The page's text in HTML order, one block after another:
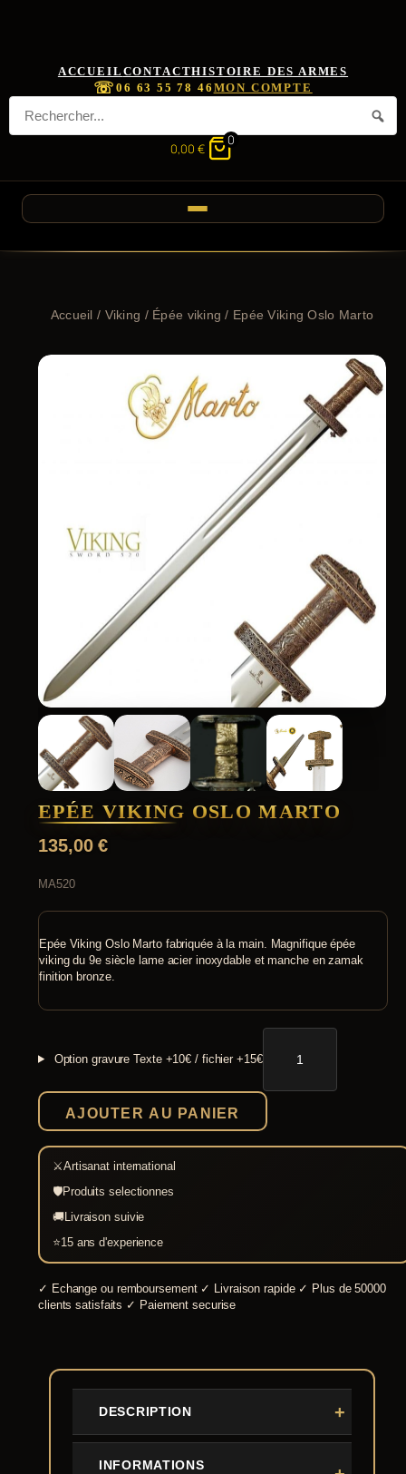
ACCUEIL CONTACTHISTOIRE DES ARMES
☏06 63 55 78 46 MON COMPTE
0,00 €
0
Accueil / Viking / Épée viking / Epée Viking Oslo Marto
EPÉE VIKING OSLO MARTO
135,00€
MA520
Epée Viking Oslo Marto fabriquée à la main. Magnifique épée
viking du 9e siècle lame acier inoxydable et manche en zamak
finition bronze.
Option gravure Texte +10€ / fichier +15€
quantité
Epée
Oslo
AJOUTER AU PANIER
⚔Artisanat international
🛡Produits selectionnes
🚚Livraison suivie
⭐15 ans d'experience
✓ Echange ou remboursement ✓ Livraison rapide ✓ Plus de 50000
clients satisfaits ✓ Paiement securise
DESCRIPTION
INFORMATIONS